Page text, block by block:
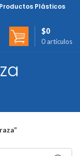
Plásticos
0 artículos
$0